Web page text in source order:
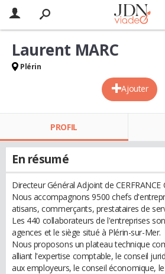
Ajouter
Laurent MARC
Plérin
PROFIL
En résumé
Directeur Général Adjoint de
Nous accompagnons 9500 chefs
atisans, commerçants, prestataires de
Les 440 collaborateurs de l'entreprises
agences et le siège situé à Plérin-sur-Mer.
Nous proposons un plateau technique
alliant l'expertise comptable, le conseil
aux employeurs, le conseil économique,